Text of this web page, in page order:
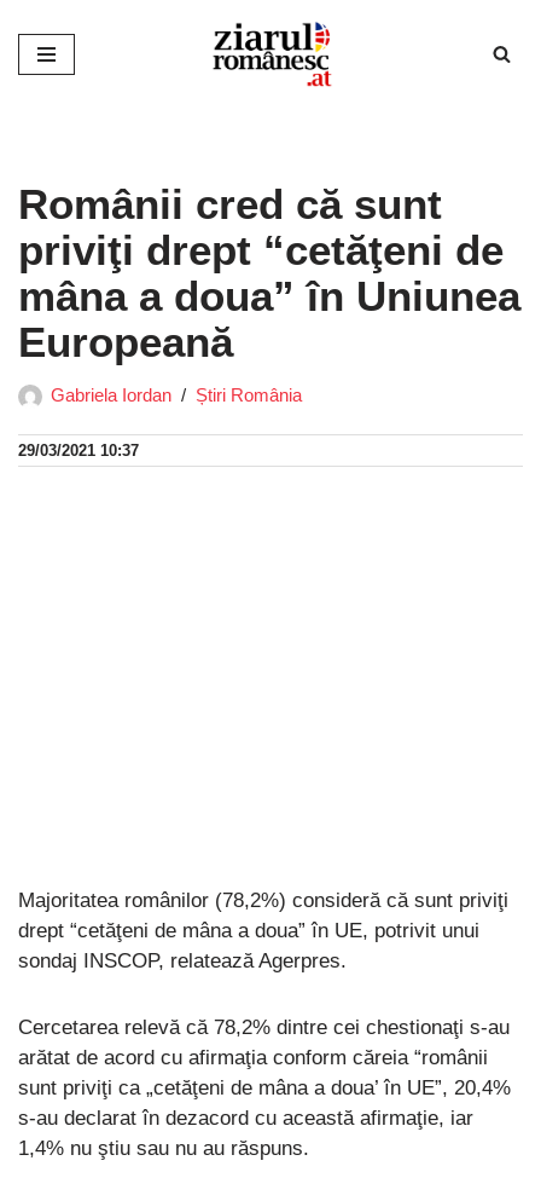
Sari
Românii cred că sunt
priviţi drept “cetăţeni de
mâna a doua” în Uniunea
Europeană
Gabriela Iordan Știri România
29/03/2021 10:37
Majoritatea românilor (78,2%) consideră că sunt priviţi
drept “cetăţeni de mâna a doua” în UE, potrivit unui
sondaj INSCOP, relatează Agerpres.
Cercetarea relevă că 78,2% dintre cei chestionaţi s-au
arătat de acord cu afirmaţia conform căreia “românii
sunt priviţi ca „cetăţeni de mâna a doua’ în UE”, 20,4%
s-au declarat în dezacord cu această afirmaţie, iar
1,4% nu ştiu sau nu au răspuns.